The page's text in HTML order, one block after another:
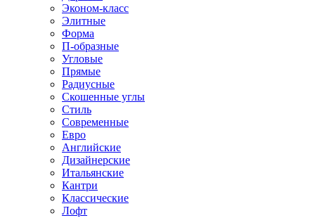
Эконом-класс
Элитные
Форма
П-образные
Угловые
Прямые
Радиусные
Скошенные углы
Стиль
Современные
Евро
Английские
Дизайнерские
Итальянские
Кантри
Классические
Лофт